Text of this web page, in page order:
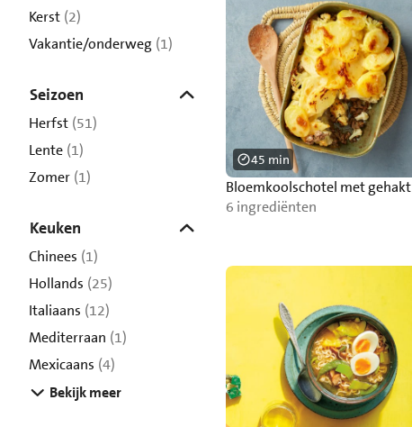
Kerst (2)
Vakantie/onderweg (1)
Seizoen
Herfst (51)
Lente (1)
Zomer (1)
Keuken
Chinees (1)
Hollands (25)
Italiaans (12)
Mediterraan (1)
Mexicaans (4)
Bekijk meer
Bloemkoolschotel met gehakt
6 ingrediënten
45 min